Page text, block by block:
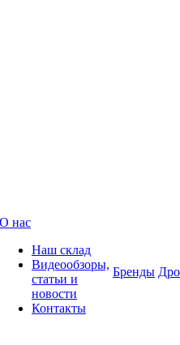
О нас
Наш склад
Видеообзоры,
статьи и
новости
Контакты
Бренды